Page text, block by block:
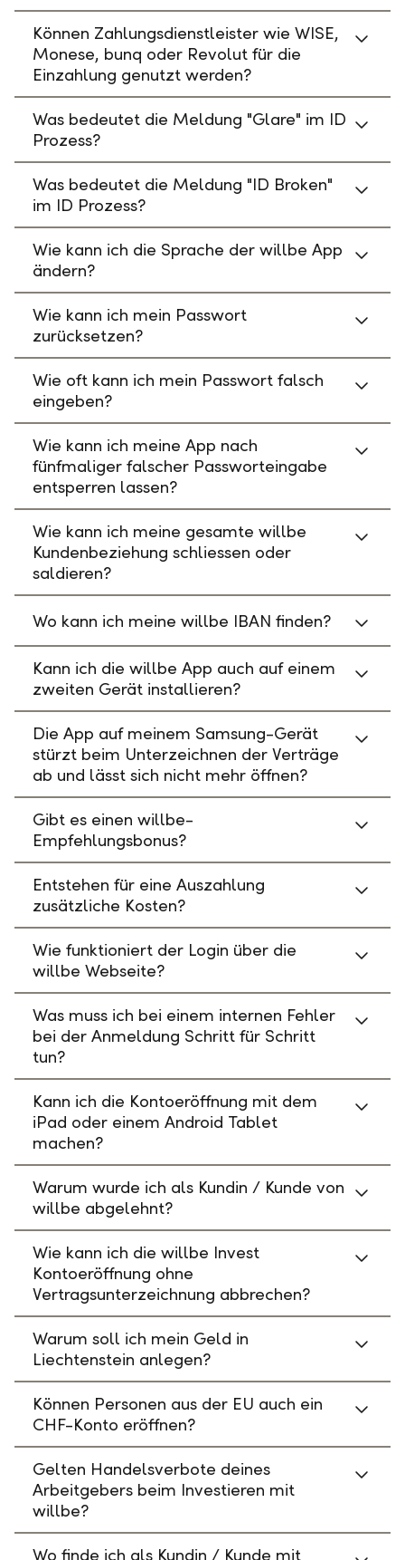
Können Zahlungsdienstleister wie WISE,
Monese, bunq oder Revolut für die
Einzahlung genutzt werden?
Was bedeutet die Meldung "Glare" im ID
Prozess?
Was bedeutet die Meldung "ID Broken"
im ID Prozess?
Wie kann ich die Sprache der willbe App
ändern?
Wie kann ich mein Passwort
zurücksetzen?
Wie oft kann ich mein Passwort falsch
eingeben?
Wie kann ich meine App nach
fünfmaliger falscher Passworteingabe
entsperren lassen?
Wie kann ich meine gesamte willbe
Kundenbeziehung schliessen oder
saldieren?
Wo kann ich meine willbe IBAN finden?
Kann ich die willbe App auch auf einem
zweiten Gerät installieren?
Die App auf meinem Samsung-Gerät
stürzt beim Unterzeichnen der Verträge
ab und lässt sich nicht mehr öffnen?
Gibt es einen willbe-
Empfehlungsbonus?
Entstehen für eine Auszahlung
zusätzliche Kosten?
Wie funktioniert der Login über die
willbe Webseite?
Was muss ich bei einem internen Fehler
bei der Anmeldung Schritt für Schritt
tun?
Kann ich die Kontoeröffnung mit dem
iPad oder einem Android Tablet
machen?
Warum wurde ich als Kundin / Kunde von
willbe abgelehnt?
Wie kann ich die willbe Invest
Kontoeröffnung ohne
Vertragsunterzeichnung abbrechen?
Warum soll ich mein Geld in
Liechtenstein anlegen?
Können Personen aus der EU auch ein
CHF-Konto eröffnen?
Gelten Handelsverbote deines
Arbeitgebers beim Investieren mit
willbe?
Wo finde ich als Kundin / Kunde mit